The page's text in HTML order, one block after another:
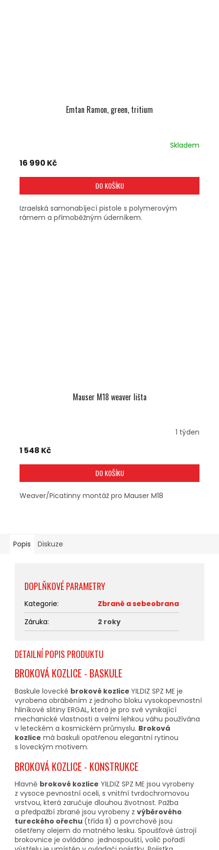
Emtan Ramon, green, tritium
Skladem
16 990 Kč
DO KOŠÍKU
Izraelská samonabíjecí pistole s polymerovým
rámem a přímoběžným úderníkem.
Mauser M18 weaver lišta
1 týden
1 548 Kč
DO KOŠÍKU
Weaver/Picatinny montáž pro Mauser M18
Popis Diskuze
DETAILNÍ POPIS PRODUKTU
BROKOVÁ KOZLICE - BASKULE
Baskule lovecké brokové kozlice YILDIZ SPZ ME je
vyrobena obráběním z jednoho bloku vysokopevnostní
hliníkové slitiny ERGAL, která je pro své vynikající
mechanické vlastnosti a velmi lehkou váhu používána
v leteckém a kosmickém průmyslu. Broková
kozlice má baskuli opatřenou elegantní rytinou
s loveckým motivem.
BROKOVÁ KOZLICE - KONSTRUKCE
Hlavně brokové kozlice YILDIZ SPZ ME jsou vyrobeny
z vysoce pevnostní oceli, s vnitřní tvrdochromovou
vrstvou, která zaručuje dlouhou životnost. Pažba
a předpažbí zbraně jsou vyrobeny z výběrového
tureckého ořechu (třída II) a povrchově jsou
ošetřeny olejem do matného lesku. Spoušťové ústrojí
brokovnice je ovládáno jednospouští, volič pořadí
DOPLŇKOVÉ PARAMETRY
Kategorie:
Zbraně a sebeobrana
Záruka: 2 roky